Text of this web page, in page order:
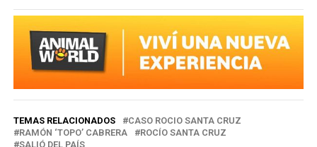
TEMAS RELACIONADOS
CASO ROCIO SANTA CRUZ
RAMÓN ‘TOPO’ CABRERA
ROCÍO SANTA CRUZ
SALIÓ DEL PAÍS